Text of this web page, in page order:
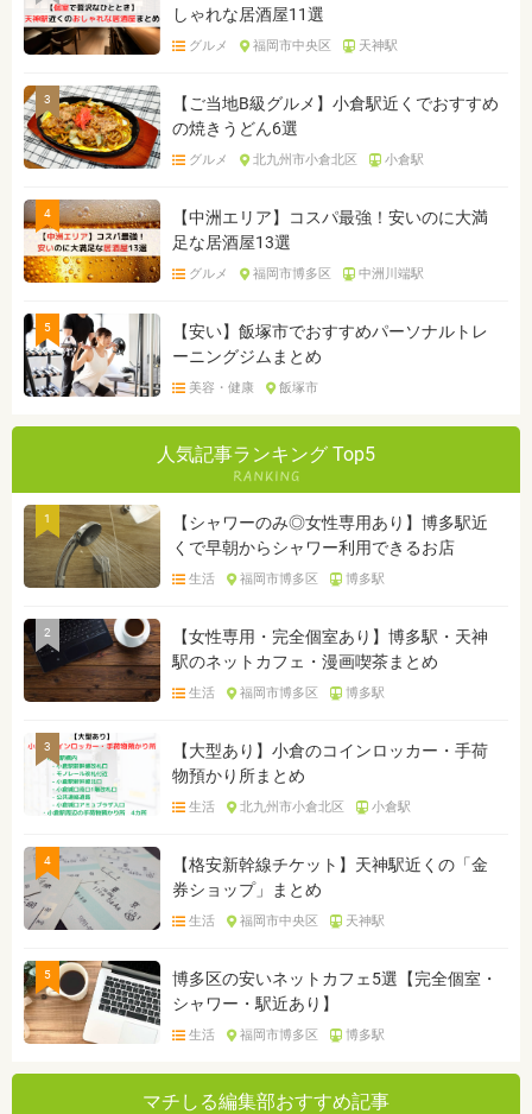
しゃれな居酒屋11選
グルメ 福岡市中央区 天神駅
3
【ご当地B級グルメ】小倉駅近くでおすすめ
の焼きうどん6選
グルメ 北九州市小倉北区 小倉駅
4
【中洲エリア】コスパ最強！安いのに大満
足な居酒屋13選
グルメ 福岡市博多区 中洲川端駅
5
【安い】飯塚市でおすすめパーソナルトレ
ーニングジムまとめ
美容・健康 飯塚市
人気記事ランキング Top5
1
【シャワーのみ◎女性専用あり】博多駅近
くで早朝からシャワー利用できるお店
生活 福岡市博多区 博多駅
2
【女性専用・完全個室あり】博多駅・天神
駅のネットカフェ・漫画喫茶まとめ
生活 福岡市博多区 博多駅
3
【大型あり】小倉のコインロッカー・手荷
物預かり所まとめ
生活 北九州市小倉北区 小倉駅
4
【格安新幹線チケット】天神駅近くの「金
券ショップ」まとめ
生活 福岡市中央区 天神駅
5
博多区の安いネットカフェ5選【完全個室・
シャワー・駅近あり】
生活 福岡市博多区 博多駅
マチしる編集部おすすめ記事